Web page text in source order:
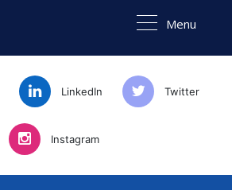
Menu
LinkedIn Twitter
Instagram